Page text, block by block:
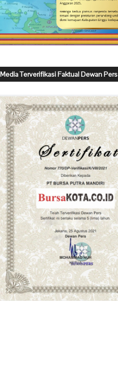
Media Terverifikasi Faktual Dewan Pers